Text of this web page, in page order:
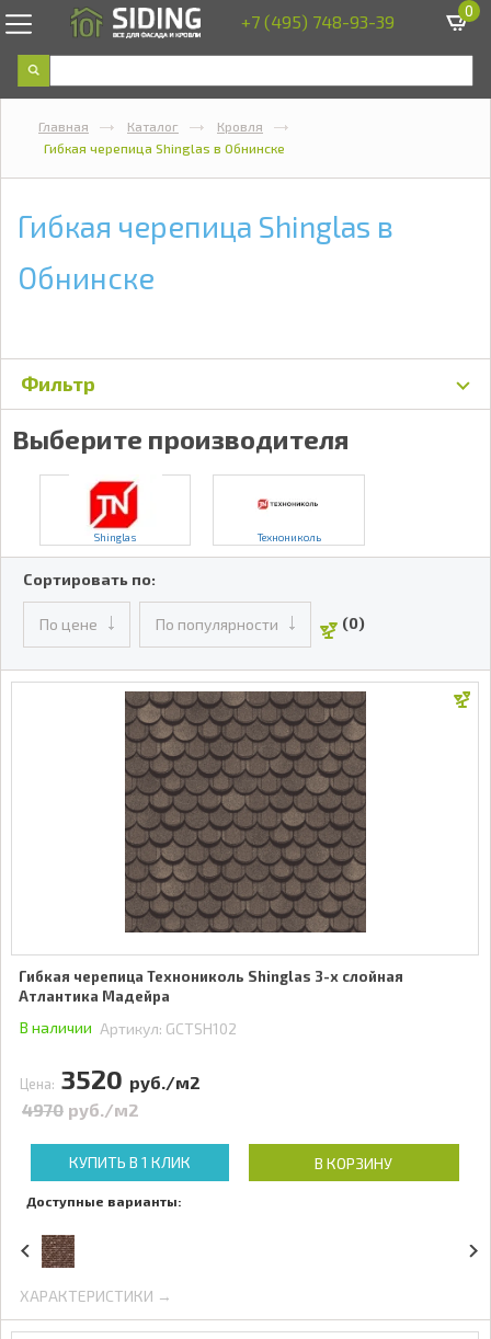
+7 (495) 748-93-39 0
Главная Каталог
Кровля
Гибкая черепица Shinglas в Обнинске
Гибкая черепица Shinglas в
Обнинске
Фильтр
Выберите производителя
Shinglas Технониколь
Сортировать по:
По цене По популярности (0)
Гибкая черепица Технониколь Shinglas 3-х слойная
Атлантика Мадейра
В наличии Артикул: GCTSH102
Цена: 3520 руб./м2
4970 руб./м2
КУПИТЬ В 1 КЛИК В КОРЗИНУ
Доступные варианты:
ХАРАКТЕРИСТИКИ →